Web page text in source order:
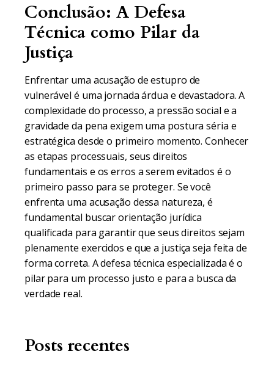
Conclusão: A Defesa
Técnica como Pilar da
Justiça
Enfrentar uma acusação de estupro de
vulnerável é uma jornada árdua e devastadora. A
complexidade do processo, a pressão social e a
gravidade da pena exigem uma postura séria e
estratégica desde o primeiro momento. Conhecer
as etapas processuais, seus direitos
fundamentais e os erros a serem evitados é o
primeiro passo para se proteger. Se você
enfrenta uma acusação dessa natureza, é
fundamental buscar orientação jurídica
qualificada para garantir que seus direitos sejam
plenamente exercidos e que a justiça seja feita de
forma correta. A defesa técnica especializada é o
pilar para um processo justo e para a busca da
verdade real.
Posts recentes